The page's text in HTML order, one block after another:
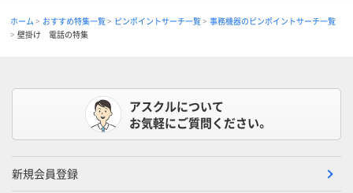
ホーム おすすめ特集一覧 ピンポイントサーチ一覧
事務機器のピンポイントサーチ一覧
壁掛け 電話の特集
アスクルについて
お気軽にご質問ください。
新規会員登録